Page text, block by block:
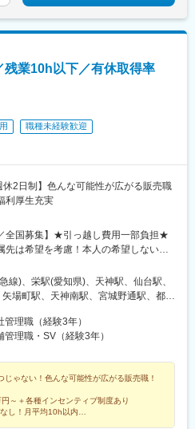
残業10h以下／有休取得率
職種未経験歓迎
休2日制】色んな可能性が広がる販売職
利厚生充実
全国募集】★引っ越し費用一部負担★
は希望を考慮！本人の希望しない転
東池袋1-25-6PMO池袋8階■関西支社
番1号H1O梅田茶屋町606・610■中部
8-21伊勢町平和ビル5階■九州支店福
リアヒルズ3階【自社運営店舗】■テル
宮区大門町1-24大一ビル1階■テルル
ドン・キホーテ 三郷店埼玉県三郷市
キホーテ三郷 B1F■テルルイトーヨー
浜市南区別所1-14-1イトーヨーカド
よら横浜高田店神奈川県横浜市港北区
リオ鷲宮店埼玉県久喜市久本寺谷田7-
線)、栄駅(愛知県)、天神駅、仙台駅、
場町駅、天神南駅、宮城野通駅、都電
理職（経験3年）
理職・SV（経験3年）
じゃない！色んな可能性が広がる販売職！
～＋各種インセンティブ制度あり
し！月平均10h以内